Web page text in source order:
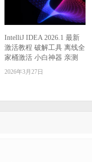
IntelliJ IDEA 2026.1 最新
激活教程 破解工具 离线全
家桶激活 小白神器 亲测
2026年3月27日